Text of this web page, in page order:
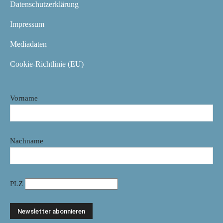
Datenschutzerklärung
Impressum
Mediadaten
Cookie-Richtlinie (EU)
Vorname
Nachname
PLZ